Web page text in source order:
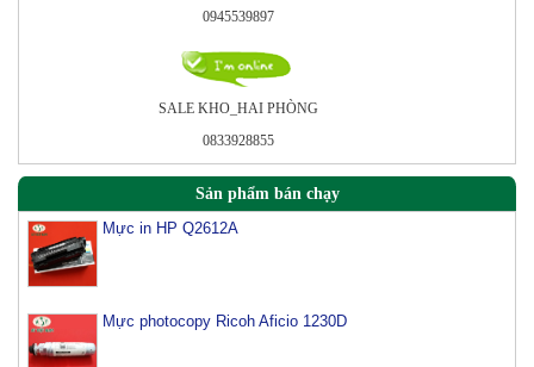
0945539897
SALE KHO_HAI PHÒNG
0833928855
Sản phẩm bán chạy
Mực in HP Q2612A
Mực photocopy Ricoh Aficio 1230D